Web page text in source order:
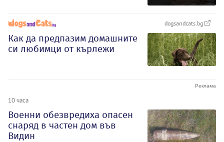
dogsandcats.bg
Как да предпазим домашните
си любимци от кърлежи
10 часа
Военни обезвредиха опасен
снаряд в частен дом във
Видин